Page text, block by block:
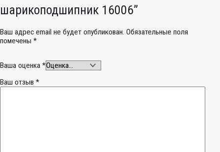
шарикоподшипник 16006”
Ваш адрес email не будет опубликован. Обязательные поля
помечены *
Ваша оценка *
Ваш отзыв *